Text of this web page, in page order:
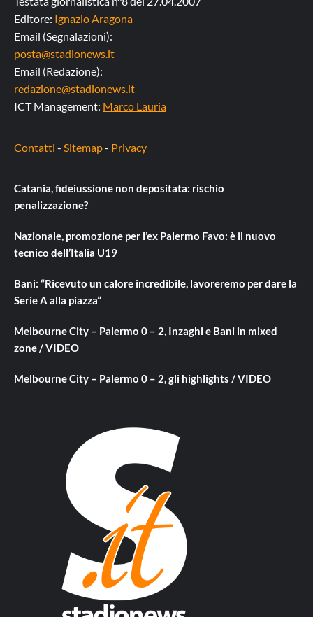
Editore: Ignazio Aragona
Email (Segnalazioni):
posta@stadionews.it
Email (Redazione):
redazione@stadionews.it
ICT Management: Marco Lauria
Contatti - Sitemap- Privacy
Catania, fideiussione non depositata: rischio
penalizzazione?
Nazionale, promozione per l’ex Palermo Favo: è il nuovo
tecnico dell’Italia U19
Bani: “Ricevuto un calore incredibile, lavoreremo per dare la
Serie A alla piazza”
Melbourne City – Palermo 0 – 2, Inzaghi e Bani in mixed
zone / VIDEO
Melbourne City – Palermo 0 – 2, gli highlights / VIDEO